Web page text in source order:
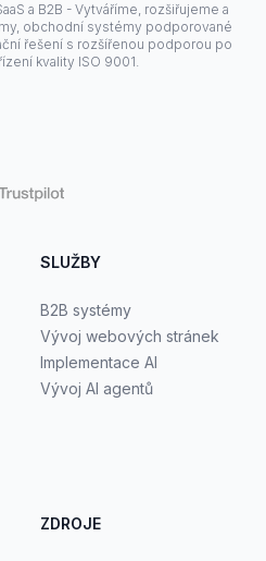
a B2B - Vytváříme, rozšiřujeme a
obchodní systémy podporované
řešení s rozšířenou podporou po
kvality ISO 9001.
SLUŽBY
B2B systémy
Vývoj webových stránek
Implementace AI
Vývoj AI agentů
ZDROJE